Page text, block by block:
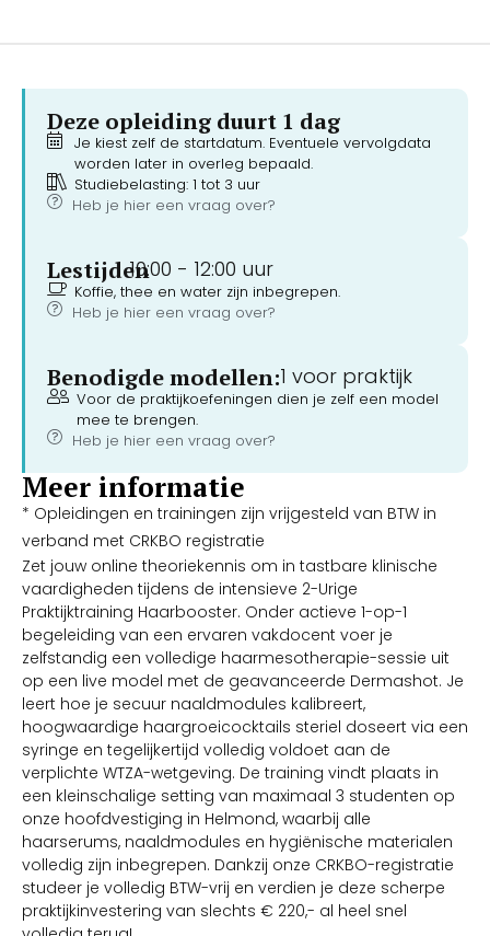
Deze opleiding duurt 1 dag
Je kiest zelf de startdatum. Eventuele vervolgdata
worden later in overleg bepaald.
Studiebelasting: 1 tot 3 uur
Heb je hier een vraag over?
Lestijden10:00 - 12:00 uur
Koffie, thee en water zijn inbegrepen.
Heb je hier een vraag over?
Benodigde modellen:1 voor praktijk
Voor de praktijkoefeningen dien je zelf een model
mee te brengen.
Heb je hier een vraag over?
Meer informatie
* Opleidingen en trainingen zijn vrijgesteld van BTW in
verband met CRKBO registratie
Zet jouw online theoriekennis om in tastbare klinische
vaardigheden tijdens de intensieve 2-Urige
Praktijktraining Haarbooster. Onder actieve 1-op-1
begeleiding van een ervaren vakdocent voer je
zelfstandig een volledige haarmesotherapie-sessie uit
op een live model met de geavanceerde Dermashot. Je
leert hoe je secuur naaldmodules kalibreert,
hoogwaardige haargroeicocktails steriel doseert via een
syringe en tegelijkertijd volledig voldoet aan de
verplichte WTZA-wetgeving. De training vindt plaats in
een kleinschalige setting van maximaal 3 studenten op
onze hoofdvestiging in Helmond, waarbij alle
haarserums, naaldmodules en hygiënische materialen
volledig zijn inbegrepen. Dankzij onze CRKBO-registratie
studeer je volledig BTW-vrij en verdien je deze scherpe
praktijkinvestering van slechts € 220,- al heel snel